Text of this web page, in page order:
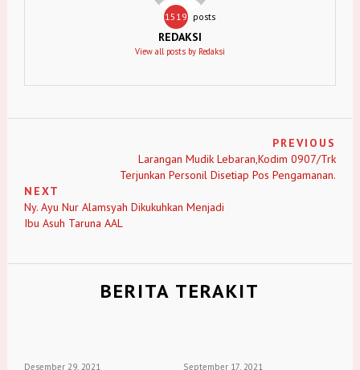
1519 posts
REDAKSI
View all posts by Redaksi
PREVIOUS
Larangan Mudik Lebaran,Kodim 0907/Trk
Terjunkan Personil Disetiap Pos Pengamanan.
NEXT
Ny. Ayu Nur Alamsyah Dikukuhkan Menjadi
Ibu Asuh Taruna AAL
BERITA TERAKIT
Desember 29, 2021 September 17, 2021